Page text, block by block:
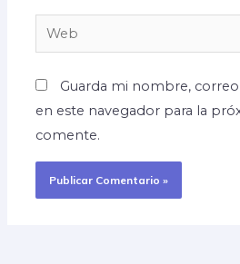
Web
Guarda mi nombre,
en este navegador para la
comente.